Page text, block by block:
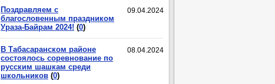
09.04.2024
Поздравляем с
благословенным праздником
Ураза-Байрам 2024! (0)
08.04.2024
В Табасаранском районе
состоялось соревнование по
русским шашкам среди
школьников (0)